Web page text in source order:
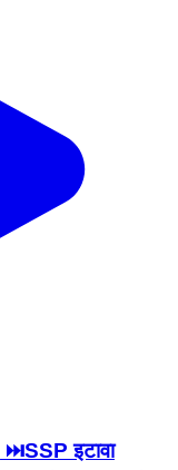
इटावा